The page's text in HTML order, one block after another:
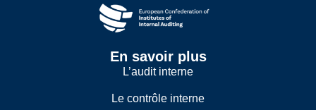
En savoir plus
L’audit interne
Le contrôle interne